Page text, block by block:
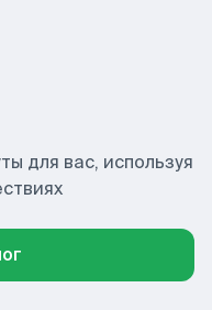
для вас, используя